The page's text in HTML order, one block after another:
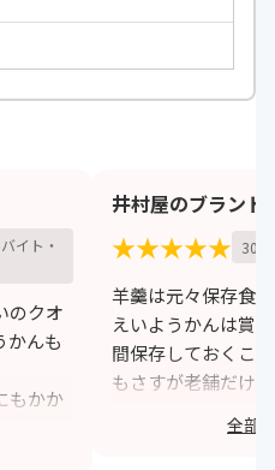
イト・
のクオ
かんも
もかか
添加
井村屋のブランド
★★★★★ 30
羊羹は元々保存食
えいようかんは賞
間保存しておくこ
もさすが老舗だけ
で、甘いものを備
全部